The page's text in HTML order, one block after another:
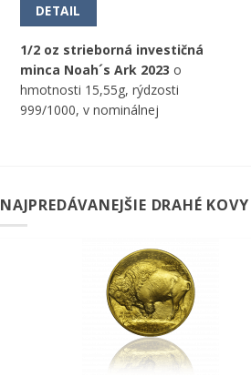
DETAIL
1/2 oz strieborná investičná
minca Noah´s Ark 2023 o
hmotnosti 15,55g, rýdzosti
999/1000, v nominálnej
NAJPREDÁVANEJŠIE DRAHÉ KOVY
Pridať k
obľúbeným